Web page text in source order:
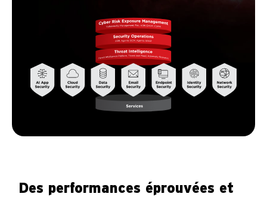
Des performances éprouvées et